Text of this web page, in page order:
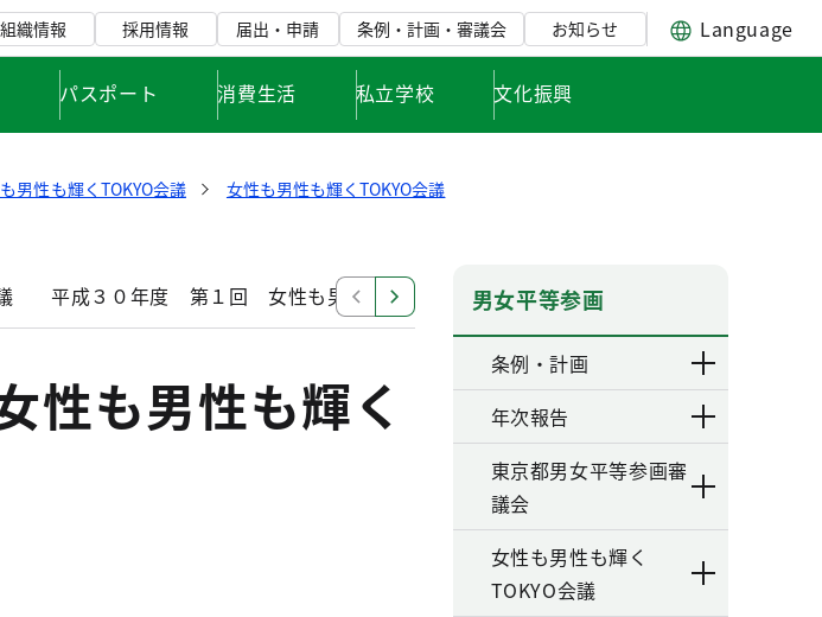
組織情報 採用情報 届出・申請 条例・計画・審議会 お知らせ Language
パスポート 消費生活 私立学校 文化振興
男性も輝くTOKYO会議
女性も男性も輝くTOKYO会議
平成３０年度 第１回 女性も男性も輝くTOKYO会議 平成30年度 第２回 女性
も男性も輝く
男女平等参画
条例・計画
年次報告
東京都男女平等参画審
議会
女性も男性も輝く
TOKYO会議